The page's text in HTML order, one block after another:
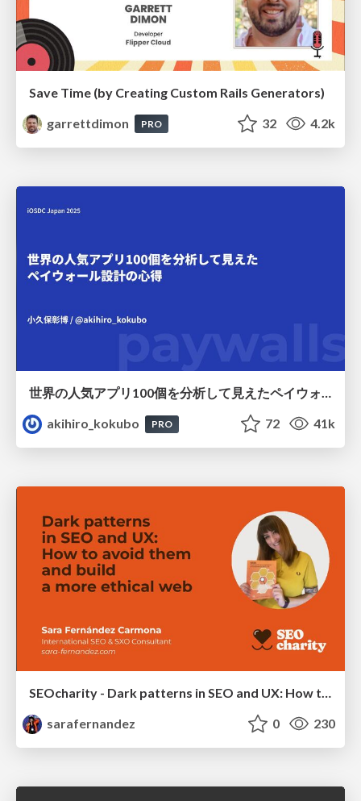
Save Time (by Creating Custom Rails Generators)
garrettdimon
PRO 32 4.2k
世界の人気アプリ100個を分析して見えたペイウォール設計の心得
akihiro_kokubo
PRO 72 41k
SEOcharity - Dark patterns in SEO and UX: How to avoid them and build a more ethical web
sarafernandez
0 230